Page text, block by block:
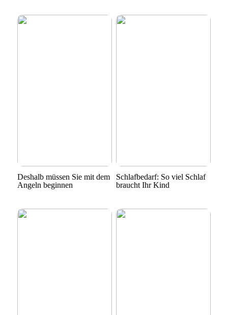
Deshalb müssen Sie mit dem
Angeln beginnen
Schlafbedarf: So viel Schlaf
braucht Ihr Kind